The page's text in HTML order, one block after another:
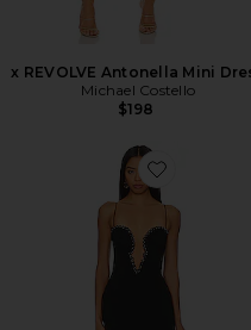
x REVOLVE Antonella Mini
Michael Costello
$198
Favorite